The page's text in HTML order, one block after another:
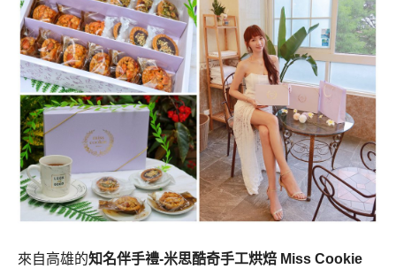
來自高雄的知名伴手禮-米思酷奇手工烘焙 Miss Cookie